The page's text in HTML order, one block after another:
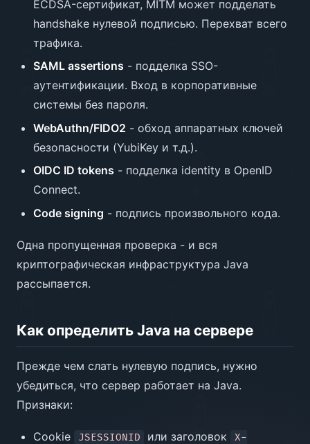
ECDSA-сертификат, MITM может подделать
handshake нулевой подписью. Перехват всего
трафика.
SAML assertions - подделка SSO-
аутентификации. Вход в корпоративные
системы без пароля.
WebAuthn/FIDO2 - обход аппаратных ключей
безопасности (YubiKey и т.д.).
OIDC ID tokens - подделка identity в OpenID
Connect.
Code signing - подпись произвольного кода.
Одна пропущенная проверка - и вся
криптографическая инфраструктура Java
рассыпается.
Как определить Java на сервере
Прежде чем слать нулевую подпись, нужно
убедиться, что сервер работает на Java.
Признаки:
Cookie JSESSIONID или заголовок
X-